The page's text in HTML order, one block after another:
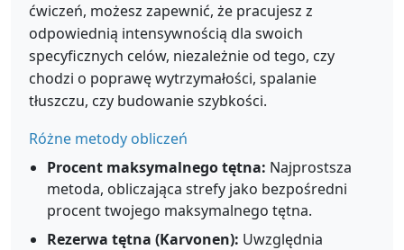
ćwiczeń, możesz zapewnić, że pracujesz z
odpowiednią intensywnością dla swoich
specyficznych celów, niezależnie od tego, czy
chodzi o poprawę wytrzymałości, spalanie
tłuszczu, czy budowanie szybkości.
Różne metody obliczeń
Procent maksymalnego tętna: Najprostsza
metoda, obliczająca strefy jako bezpośredni
procent twojego maksymalnego tętna.
Rezerwa tętna (Karvonen): Uwzględnia